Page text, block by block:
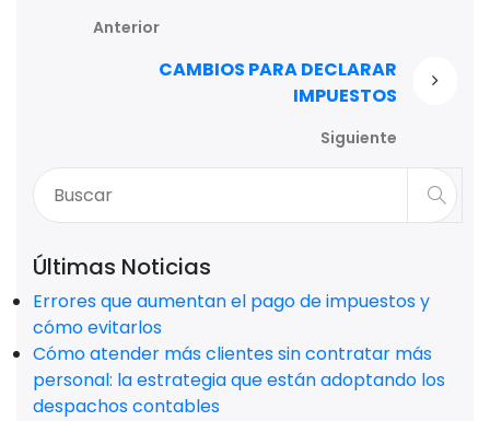
Anterior
CAMBIOS PARA DECLARAR
IMPUESTOS
Siguiente
Últimas Noticias
Errores que aumentan el pago de impuestos y
cómo evitarlos
Cómo atender más clientes sin contratar más
personal: la estrategia que están adoptando los
despachos contables